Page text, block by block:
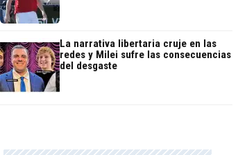
La narrativa libertaria cruje en las
redes y Milei sufre las consecuencias
del desgaste